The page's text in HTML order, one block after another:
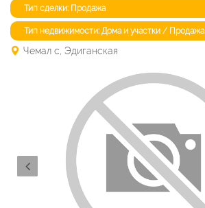
Тип сделки: Продажа
Тип недвижимости: Дома и участки / Продажа
Чемал с, Эдиганская